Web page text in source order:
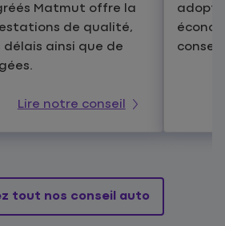
Matmut offre la
de qualité,
ainsi que de
Lire notre conseil
tout nos conseil auto